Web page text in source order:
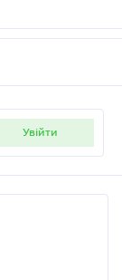
увійти